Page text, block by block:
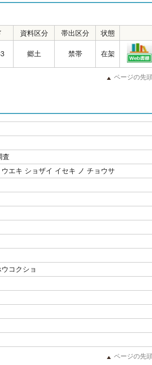
資料区分 帯出区分 状態
郷土 禁帯 在架
ページの先
査
エキ ショザイ イセキ ノ チョウサ
コクショ
ページの先